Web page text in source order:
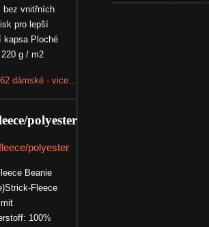
bez vnitřních
pro lepší
kapsa Ploché
g / m2
dámské - vice...
polyester
Beanie
Fleece
100%